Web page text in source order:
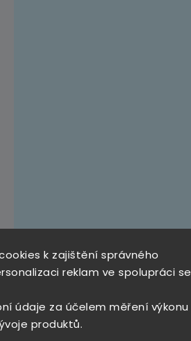
k zajištění správného
reklam ve spolupráci se
údaje za účelem měření výkonu
produktů.